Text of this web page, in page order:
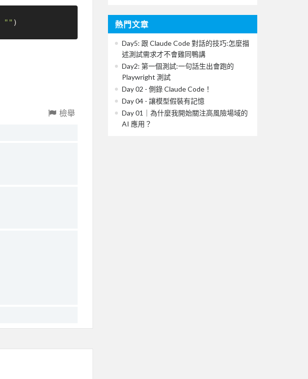
""
檢舉
熱門文章
Day5: 跟 Claude Code 對話的技巧:怎麼描
述測試需求才不會雞同鴨講
Day2: 第一個測試:一句話生出會跑的
Playwright 測試
Day 02 - 側錄 Claude Code！
Day 04 - 讓模型假裝有記憶
Day 01｜為什麼我開始關注高風險場域的
AI 應用？